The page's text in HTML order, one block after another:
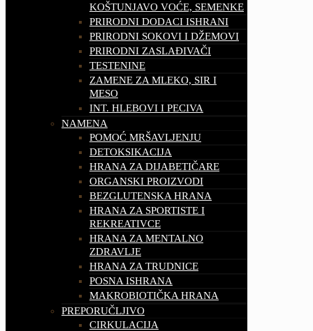
KOŠTUNJAVO VOĆE, SEMENKE
PRIRODNI DODACI ISHRANI
PRIRODNI SOKOVI I DŽEMOVI
PRIRODNI ZASLAĐIVAČI
TESTENINE
ZAMENE ZA MLEKO, SIR I
MESO
INT. HLEBOVI I PECIVA
NAMENA
POMOĆ MRŠAVLJENJU
DETOKSIKACIJA
HRANA ZA DIJABETIČARE
ORGANSKI PROIZVODI
BEZGLUTENSKA HRANA
HRANA ZA SPORTISTE I
REKREATIVCE
HRANA ZA MENTALNO
ZDRAVLJE
HRANA ZA TRUDNICE
POSNA ISHRANA
MAKROBIOTIČKA HRANA
PREPORUČLJIVO
CIRKULACIJA